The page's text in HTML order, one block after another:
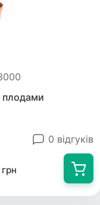
плодами
0 відгуків
грн